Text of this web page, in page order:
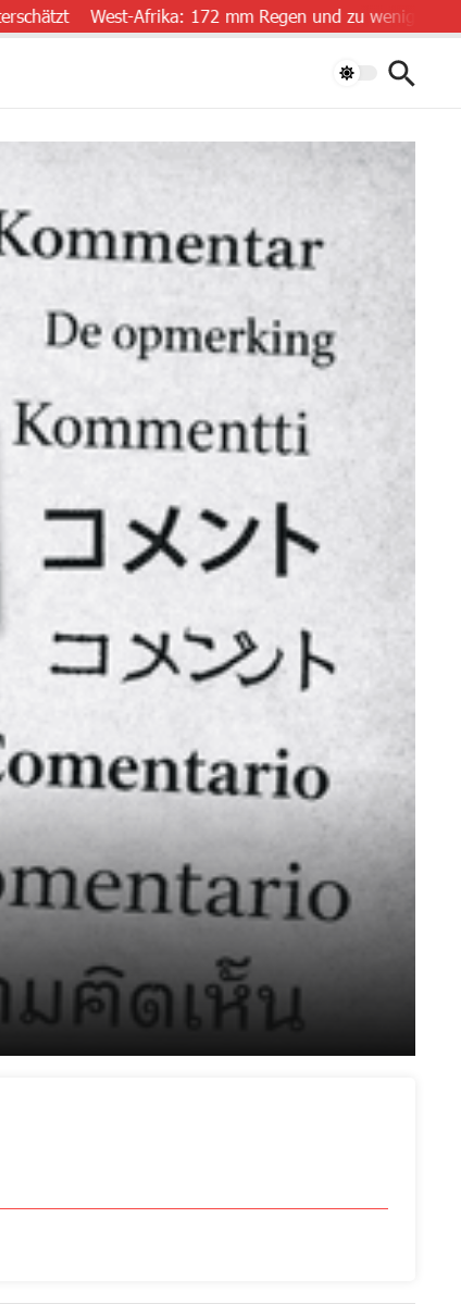
West-Afrika: 172 mm Regen und zu wenig Daten